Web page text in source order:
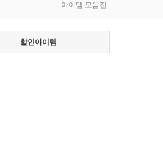
아이템 모음전
할인아이템